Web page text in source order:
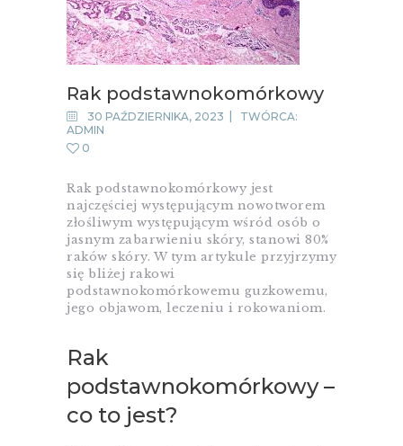
KONTAKT
Rak podstawnokomórkowy
30 PAŹDZIERNIKA, 2023
TWÓRCA:
ADMIN
0
Rak podstawnokomórkowy jest
najczęściej występującym nowotworem
złośliwym występującym wśród osób o
jasnym zabarwieniu skóry, stanowi 80%
raków skóry. W tym artykule przyjrzymy
się bliżej rakowi
podstawnokomórkowemu guzkowemu,
jego objawom, leczeniu i rokowaniom.
Rak
podstawnokomórkowy –
co to jest?